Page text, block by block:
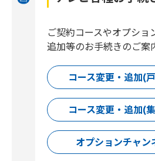
ご契約コースやオプショ
追加等のお手続きのご案
コース変更・追加(
コース変更・追加(
オプションチャン